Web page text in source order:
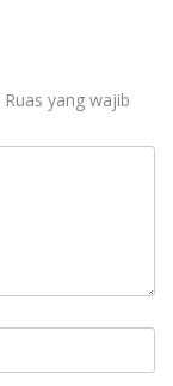
Ruas yang wajib